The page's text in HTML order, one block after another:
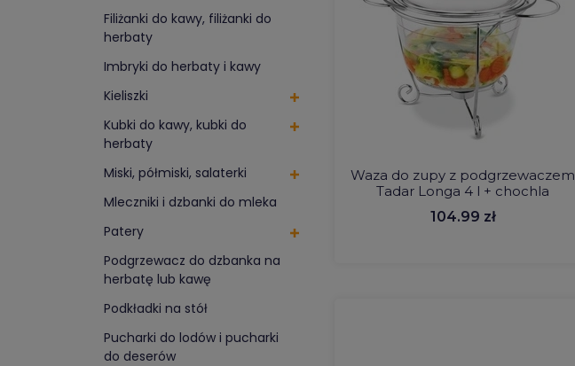
Filiżanki do kawy, filiżanki do
herbaty
Imbryki do herbaty i kawy
Kieliszki
Kubki do kawy, kubki do
herbaty
Miski, półmiski, salaterki
Mleczniki i dzbanki do mleka
Patery
Podgrzewacz do dzbanka na
herbatę lub kawę
Podkładki na stół
Pucharki do lodów i pucharki
do deserów
Waza do zupy z podgrzewaczem
Tadar Longa 4 l + chochla
104.99 zł